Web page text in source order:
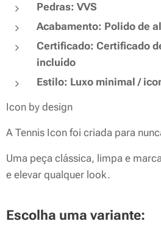
Pedras: VVS
Acabamento: Polido de
Certificado: Certificado
incluído
Estilo: Luxo minimal /
Icon by design
A Tennis Icon foi criada para
Uma peça clássica, limpa e
e elevar qualquer look.
Escolha uma variante: